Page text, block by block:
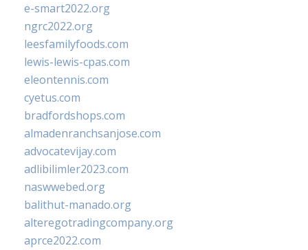
e-smart2022.org
ngrc2022.org
leesfamilyfoods.com
lewis-lewis-cpas.com
eleontennis.com
cyetus.com
bradfordshops.com
almadenranchsanjose.com
advocatevijay.com
adlibilimler2023.com
naswwebed.org
balithut-manado.org
alteregotradingcompany.org
aprce2022.com